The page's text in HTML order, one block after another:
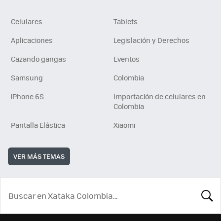
Celulares
Tablets
Aplicaciones
Legislación y Derechos
Cazando gangas
Eventos
Samsung
Colombia
iPhone 6S
Importación de celulares en
Colombia
Pantalla Elástica
Xiaomi
VER MÁS TEMAS